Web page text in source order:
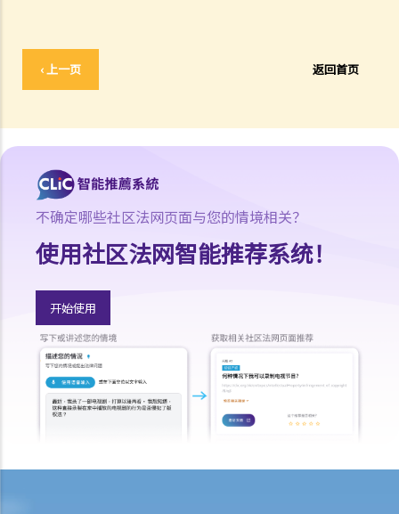
‹ 上一页 返回首页
不确定哪些社区法网页面与您的情境相关？
使用社区法网智能推荐系统！
开始使用